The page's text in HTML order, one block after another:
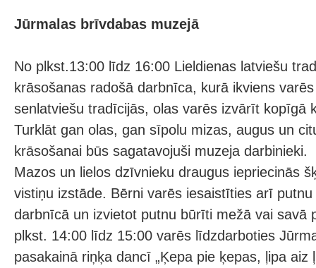
Jūrmalas brīvdabas muzejā
No plkst.13:00 līdz 16:00 Lieldienas latviešu
krāsošanas radošā darbnīca, kurā ikviens
senlatviešu tradīcijās, olas varēs izvārīt kopīgā
Turklāt gan olas, gan sīpolu mizas, augus un
krāsošanai būs sagatavojuši muzeja darbinieki.
Mazos un lielos dzīvnieku draugus iepriecinās
vistiņu izstāde. Bērni varēs iesaistīties arī
darbnīcā un izvietot putnu būrīti mežā vai savā
plkst. 14:00 līdz 15:00 varēs līdzdarboties
pasakainā riņķa dancī „Ķepa pie ķepas, ļipa aiz